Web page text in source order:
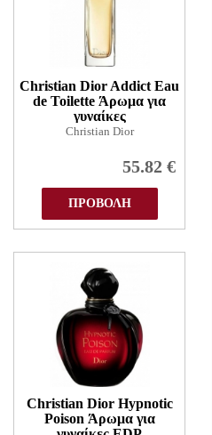
Christian Dior Addict Eau
de Toilette Άρωμα για
γυναίκες
Christian Dior
55.82 €
ΠΡΟΒΟΛΗ
Christian Dior Hypnotic
Poison Άρωμα για